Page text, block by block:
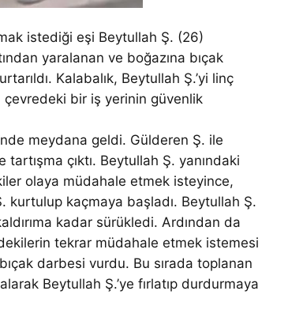
istediği eşi Beytullah Ş. (26)
yaralanan ve boğazına bıçak
Kalabalık, Beytullah Ş.’yi linç
bir iş yerinin güvenlik
meydana geldi. Gülderen Ş. ile
çıktı. Beytullah Ş. yanındaki
olaya müdahale etmek isteyince,
kurtulup kaçmaya başladı. Beytullah Ş.
kadar sürükledi. Ardından da
tekrar müdahale etmek istemesi
darbesi vurdu. Bu sırada toplanan
Beytullah Ş.’ye fırlatıp durdurmaya